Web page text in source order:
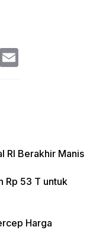
Twitter
RI Berakhir Manis
Rp 53 T untuk
Harga